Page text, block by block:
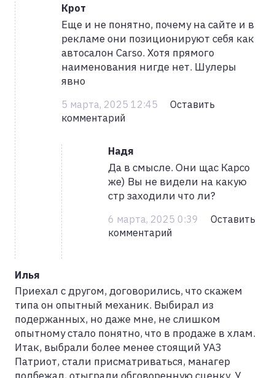
Крот
Еще и не понятно, почему на сайте и в
рекламе они позиционируют себя как
автосалон Carso. Хотя прямого
наименования нигде нет. Шулеры
явно
5 марта, 2025 12:45
Оставить
комментарий
Надя
Да в смысле. Они щас Карсо
же) Вы не видели на какую
стр заходили что ли?
6 марта, 2025 0:39
Оставить
комментарий
Илья
Приехал с другом, договорились, что скажем
типа он опытный механик. Выбирал из
подержанных, но даже мне, не слишком
опытному стало понятно, что в продаже в хлам.
Итак, выбрали более менее стоящий УАЗ
Патриот, стали присматриваться, манагер